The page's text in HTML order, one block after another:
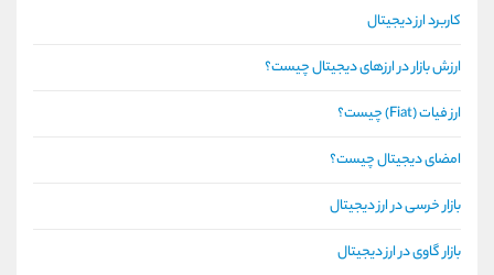
کاربرد ارز دیجیتال
ارزش بازار در ارزهای دیجیتال چیست؟
ارز فیات (Fiat) چیست؟
امضای دیجیتال چیست؟
بازار خرسی در ارز دیجیتال
بازار گاوی در ارز دیجیتال